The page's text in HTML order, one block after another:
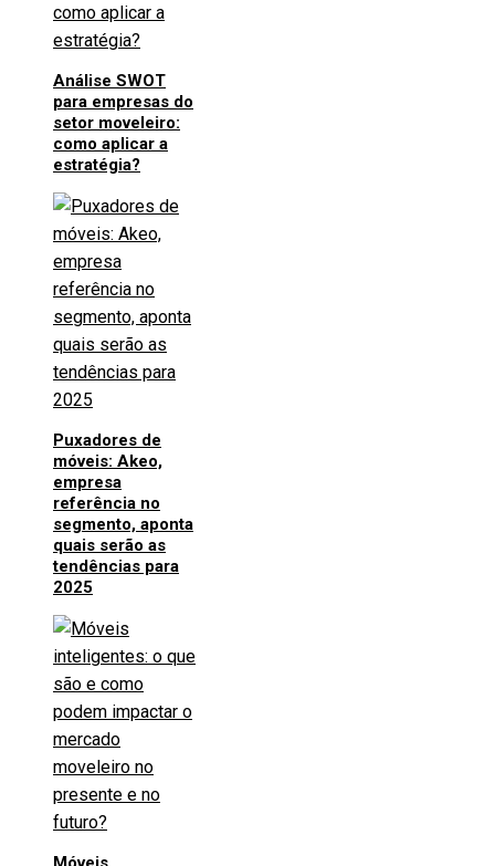
Análise SWOT
para empresas do
setor moveleiro:
como aplicar a
estratégia?
Puxadores de
móveis: Akeo,
empresa
referência no
segmento, aponta
quais serão as
tendências para
2025